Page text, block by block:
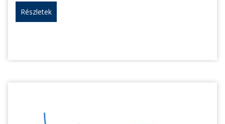
Részletek